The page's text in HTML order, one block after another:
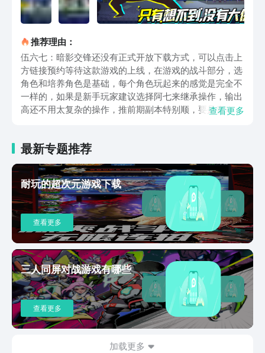
推荐理由：
伍六七：暗影交锋还没有正式开放下载方式，可以点击上
方链接预约等待这款游戏的上线，在游戏的战斗部分，选
角色和培养角色是基础，每个角色玩起来的感觉是完全不
一样的，如果是新手玩家建议选择阿七来继承操作，输出
高还不用太复杂的操作，推前期副本特别顺，要是喜欢远
能拿到不少升级材料，不光能提角色属性，还能解锁新技
能、强化老技能，慢慢就能调出自己顺手的强力角色。组
队战斗也有讲究，得选两个上场角色再搭一张援助卡，援
助卡就跟额外技能似的，有时候能帮上大忙，打起来的时
候换角色点头像就行，换的时候会自动放个入场技能，如
果有必杀技可以选择点必杀技换角色，就直接放必杀技，
不放入场技能了，入场技能一般都有短暂无敌，要是被敌
人围着打赶紧换角色，靠入场技能的无敌就能跑出来，组
队的时候得考虑角色搭配，遇到防高的敌人先上力属性角
色削他防御，等防御低了再换疾属性角色打爆发，要是远
程敌人多就让梅花十三主打输出，再配个能拉仇恨或者控
场的角色保护她，这么搭着打会轻松很多。经营玩法也挺
有意思的，能在小鸡岛开店，都是原作里的场景，阿七的
理发店得帮居民做发型，做好了给游戏币，这些钱能升级
理发店，让店更高级赚得更多，还能养角色，大保丁的保
安厅能接任务，完成了给材料，这些材料能升科技、养角
查看更多
最新专题推荐
耐玩的超次元游戏下载
查看更多
三人同屏对战游戏有哪些
查看更多
加载更多